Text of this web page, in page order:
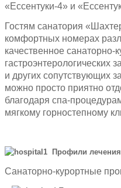
«Ессентуки-4» и
Гостям санатория
комфортных номерах
качественное санаторно-
гастроэнтерологических
и других сопутствующих
можно просто приятно
благодаря спа-
мягкому горностепному
Профили лечения
Санаторно-курортные